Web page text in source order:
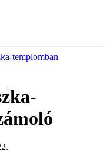
templomban